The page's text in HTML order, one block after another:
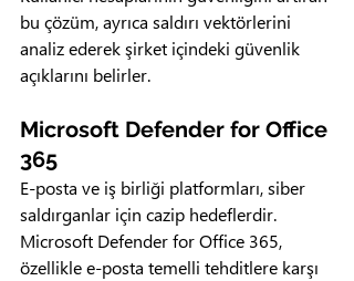
bu çözüm, ayrıca saldırı vektörlerini
analiz ederek şirket içindeki güvenlik
açıklarını belirler.
Microsoft Defender for Office
365
E-posta ve iş birliği platformları, siber
saldırganlar için cazip hedeflerdir.
Microsoft Defender for Office 365,
özellikle e-posta temelli tehditlere karşı